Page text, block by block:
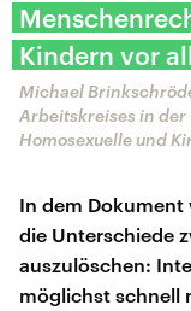
Kindern vor
Michael
Arbeitskreises in
Homosexuelle und
In dem Dokument
die Unterschiede
auszulöschen:
möglichst schnell